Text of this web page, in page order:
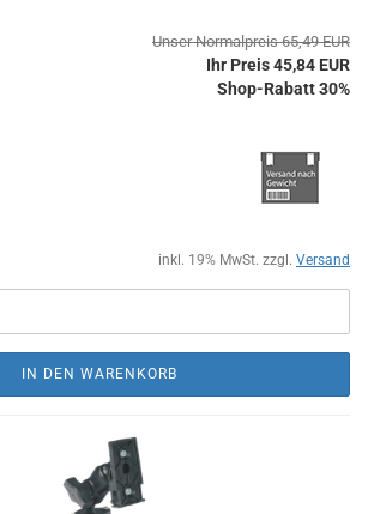
Unser Normalpreis 65,49 EUR
Ihr Preis 45,84 EUR
Shop-Rabatt 30%
inkl. 19% MwSt. zzgl. Versand
IN DEN WARENKORB